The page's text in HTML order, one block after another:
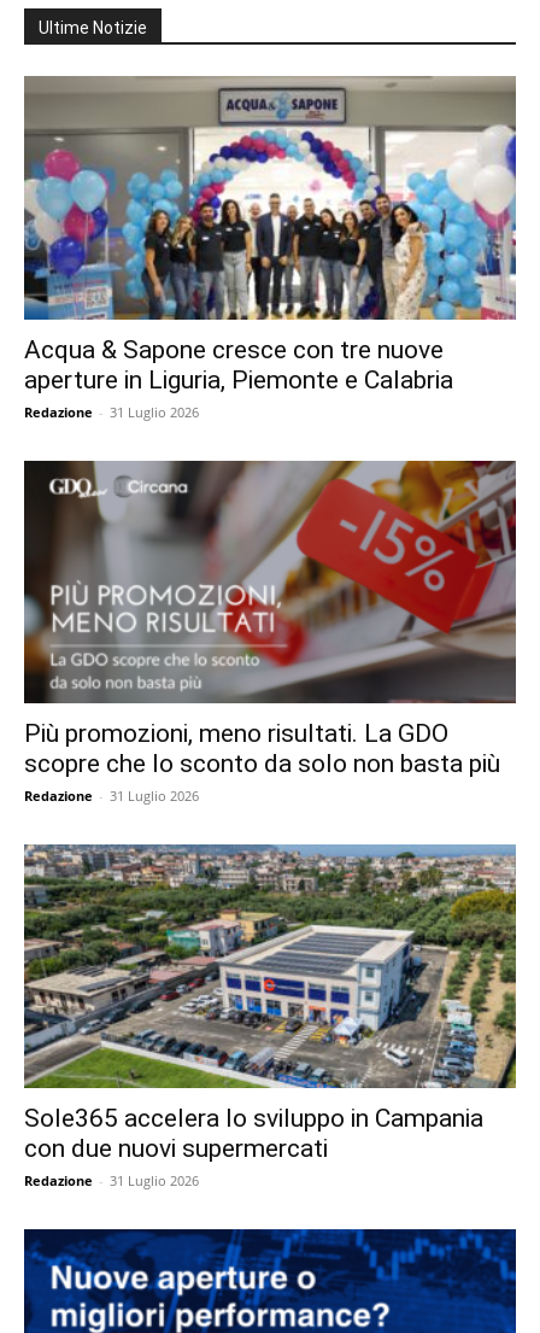
Ultime Notizie
Acqua & Sapone cresce con tre nuove
aperture in Liguria, Piemonte e Calabria
Redazione - 31 Luglio 2026
Più promozioni, meno risultati. La GDO
scopre che lo sconto da solo non basta più
Redazione - 31 Luglio 2026
Sole365 accelera lo sviluppo in Campania
con due nuovi supermercati
Redazione - 31 Luglio 2026